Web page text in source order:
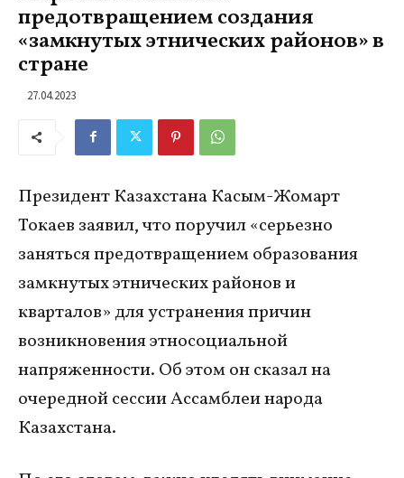
предотвращением создания
«замкнутых этнических районов» в
стране
27.04.2023
Президент Казахстана Касым-Жомарт
Токаев заявил, что поручил «серьезно
заняться предотвращением образования
замкнутых этнических районов и
кварталов» для устранения причин
возникновения этносоциальной
напряженности. Об этом он сказал на
очередной сессии Ассамблеи народа
Казахстана.